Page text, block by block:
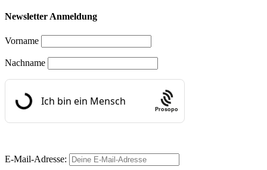
Newsletter Anmeldung
Vorname
Nachname
Prosopo
E-Mail-Adresse: